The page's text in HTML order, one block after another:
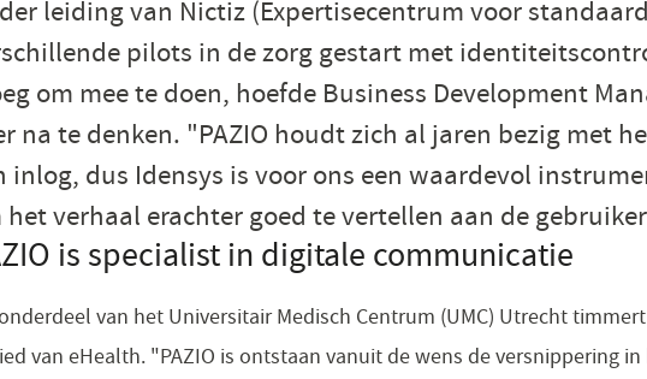
leiding van Nictiz (Expertisecentrum voor
pilots in de zorg gestart met
om mee te doen, hoefde Business Development
na te denken. "PAZIO houdt zich al jaren bezig met
inlog, dus Idensys is voor ons een waardevol
het verhaal erachter goed te vertellen aan de
is specialist in digitale communicatie
van het Universitair Medisch Centrum (UMC) Utrecht
van eHealth. "PAZIO is ontstaan vanuit de wens de versnippering